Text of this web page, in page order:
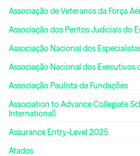
Associação de Veteranos da Força
Associação dos Peritos Judiciais do
Associação Nacional dos
Associação Nacional dos Executivos
Associação Paulista de Fundações
Association to Advance Collegiate
International)
Assurance Entry-Level 2025
Atados